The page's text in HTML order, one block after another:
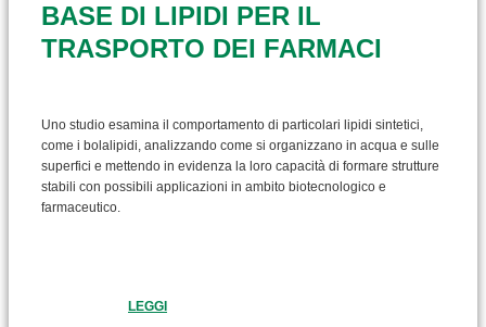
BASE DI LIPIDI PER IL
TRASPORTO DEI FARMACI
Uno studio esamina il comportamento di particolari lipidi sintetici,
come i bolalipidi, analizzando come si organizzano in acqua e sulle
superfici e mettendo in evidenza la loro capacità di formare strutture
stabili con possibili applicazioni in ambito biotecnologico e
farmaceutico.
LEGGI